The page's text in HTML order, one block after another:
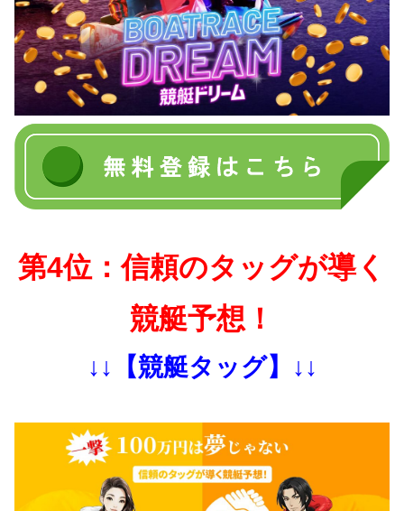
第4位：信頼のタッグが導く
競艇予想！
↓↓【競艇タッグ】↓↓